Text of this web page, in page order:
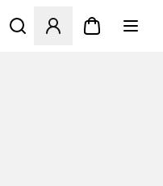
Odpre Modal za prijavo ali